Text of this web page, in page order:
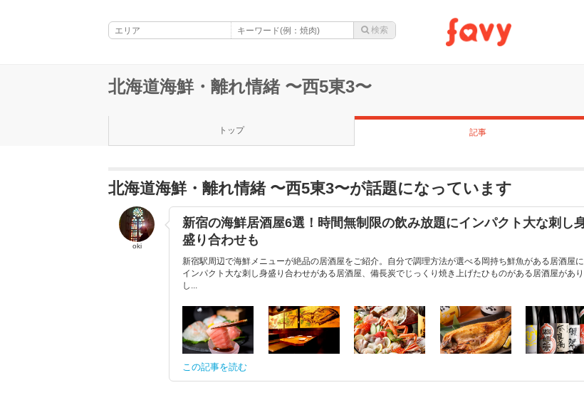
北海道海鮮・離れ情緒 〜西5東3〜
トップ 記事
北海道海鮮・離れ情緒 〜西5東3〜が話題になっています
oki
新宿の海鮮居酒屋6選！時間無制限の飲み放題にインパクト大な刺し
盛り合わせも
新宿駅周辺で海鮮メニューが絶品の居酒屋をご紹介。自分で調理方法が選べる岡持ち鮮魚がある居酒屋に
インパクト大な刺し身盛り合わせがある居酒屋、備長炭でじっくり焼き上げたひものがある居酒屋があり
し...
この記事を読む